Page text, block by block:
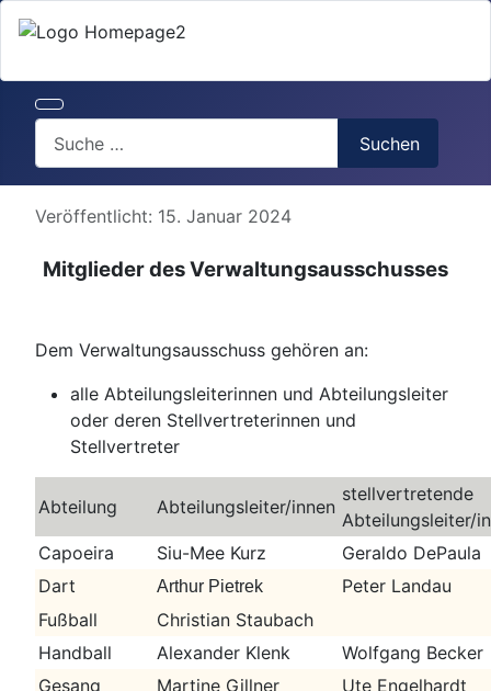
Suchen
Details
Veröffentlicht: 15. Januar 2024
Mitglieder des Verwaltungsausschusses
Dem Verwaltungsausschuss gehören an:
alle Abteilungsleiterinnen und Abteilungsleiter
oder deren Stellvertreterinnen und
Stellvertreter
Abteilung Abteilungsleiter/innen
stellvertretende
Abteilungsleiter/
Capoeira
Siu-Mee Kurz
Geraldo DePaula
Dart
Arthur Pietrek
Peter Landau
Fußball
Christian Staubach
Handball
Alexander Klenk
Wolfgang Becker
Gesang
Martine Gillner
Ute Engelhardt